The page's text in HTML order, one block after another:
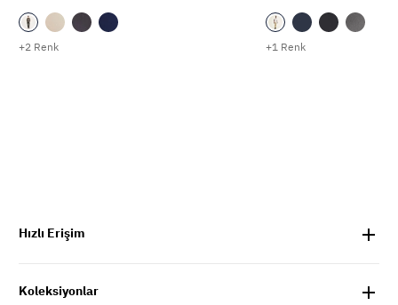
+2 Renk +1 Renk
Hızlı Erişim
Koleksiyonlar